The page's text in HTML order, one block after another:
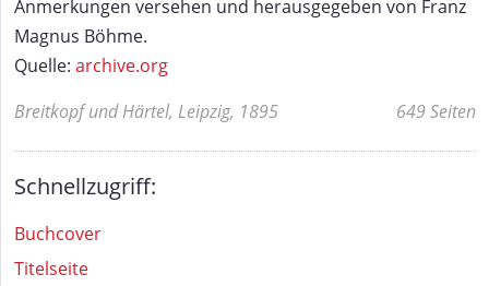
Anmerkungen versehen und herausgegeben von Franz
Magnus Böhme.
Quelle: archive.org
Breitkopf und Härtel, Leipzig, 1895
649 Seiten
Schnellzugriff:
Buchcover
Titelseite